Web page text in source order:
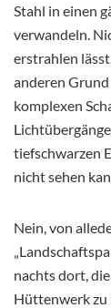
Stahl in einen
verwandeln.
erstrahlen
anderen
komplexen
tiefschwarzen
nicht sehen
Nein, von
nachts dort,
Hüttenwerk zu